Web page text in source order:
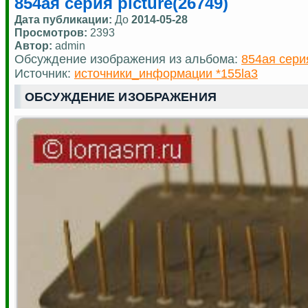
Дата публикации: До 2014-05-28
Просмотров: 2393
Автор: admin
Обсуждение изображения из альбома: 854ая
Источник: источники_информации *155la3
ОБСУЖДЕНИЕ ИЗОБРАЖЕНИЯ